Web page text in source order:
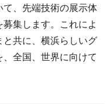
、先端技術の展示体
集します。これによ
と共に、横浜らしいグ
全国、世界に向けて